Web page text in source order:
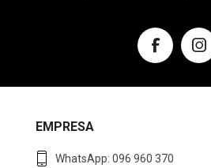
EMPRESA
WhatsApp: 096 960 370